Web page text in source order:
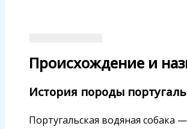
Происхождение и
История породы
Португальская водяная